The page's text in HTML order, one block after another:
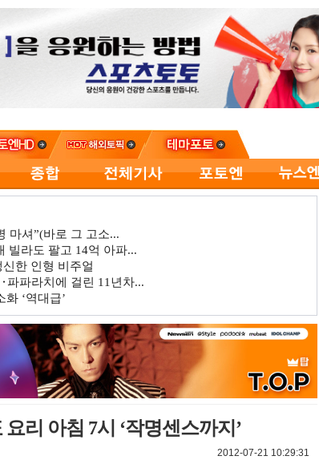
마셔”(바로 그 고소...
빌라도 팔고 14억 아파...
한 인형 비주얼
파라치에 걸린 11년차...
‘역대급’
리 아침 7시 ‘작명센스까지’
2012-07-21 10:29:31